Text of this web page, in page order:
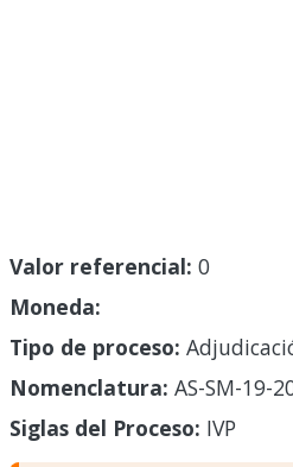
Valor referencial: 0
Moneda:
Tipo de proceso:
Nomenclatura: AS-SM-19-
Siglas del Proceso: IVP